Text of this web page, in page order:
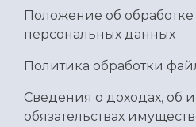
Положение об
персональных данных
Политика обработки
Сведения о доходах, об
обязательствах